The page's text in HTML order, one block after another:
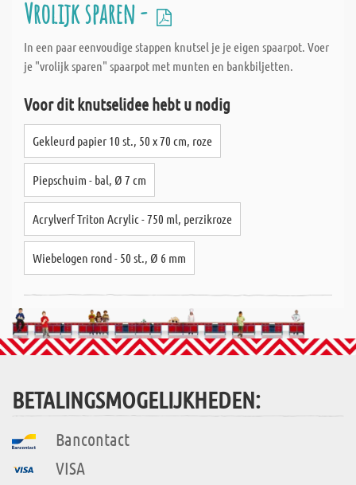
Vrolijk sparen -
In een paar eenvoudige stappen knutsel je je eigen spaarpot. Voer
je "vrolijk sparen" spaarpot met munten en bankbiljetten.
Voor dit knutselidee hebt u nodig
Gekleurd papier 10 st., 50 x 70 cm, roze
Piepschuim - bal, Ø 7 cm
Acrylverf Triton Acrylic - 750 ml, perzikroze
Wiebelogen rond - 50 st., Ø 6 mm
BETALINGSMOGELIJKHEDEN:
Bancontact
VISA